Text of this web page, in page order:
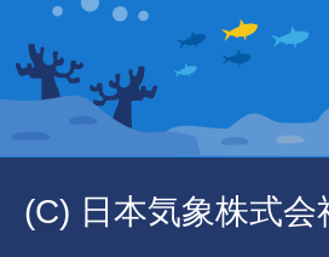
(C) 日本気象株式会